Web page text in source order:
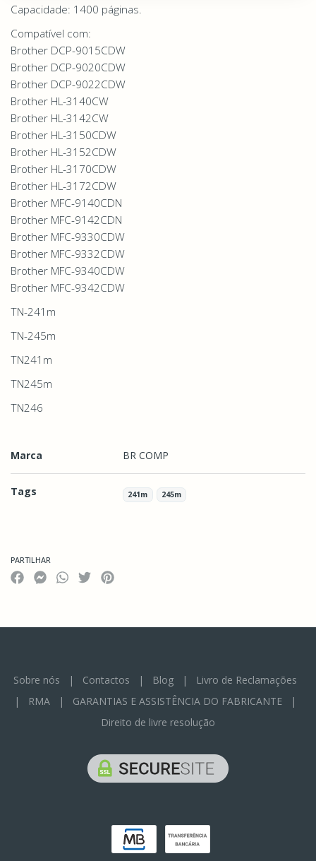
Capacidade: 1400 páginas.
Compatível com:
Brother DCP-9015CDW
Brother DCP-9020CDW
Brother DCP-9022CDW
Brother HL-3140CW
Brother HL-3142CW
Brother HL-3150CDW
Brother HL-3152CDW
Brother HL-3170CDW
Brother HL-3172CDW
Brother MFC-9140CDN
Brother MFC-9142CDN
Brother MFC-9330CDW
Brother MFC-9332CDW
Brother MFC-9340CDW
Brother MFC-9342CDW
TN-241m
TN-245m
TN241m
TN245m
TN246
Marca BR COMP
Tags 241m 245m
PARTILHAR
Sobre nós | Contactos | Blog |
Livro de Reclamações
|
RMA | GARANTIAS E ASSISTÊNCIA DO FABRICANTE |
Direito de livre resolução